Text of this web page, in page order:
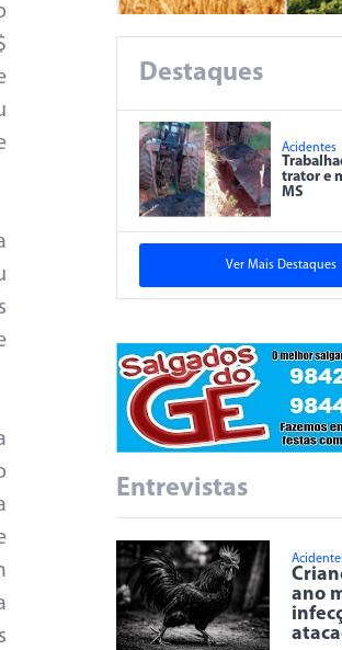
Destaques
Acidentes
trator e
MS
Ver Mais Destaques
Entrevistas
ano